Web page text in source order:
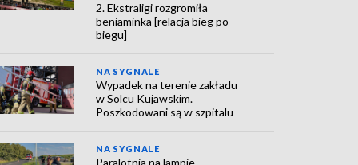
2. Ekstraligi rozgromiła
beniaminka [relacja bieg po
biegu]
NA SYGNALE
Wypadek na terenie zakładu
w Solcu Kujawskim.
Poszkodowani są w szpitalu
NA SYGNALE
Paralotnia na lampie.